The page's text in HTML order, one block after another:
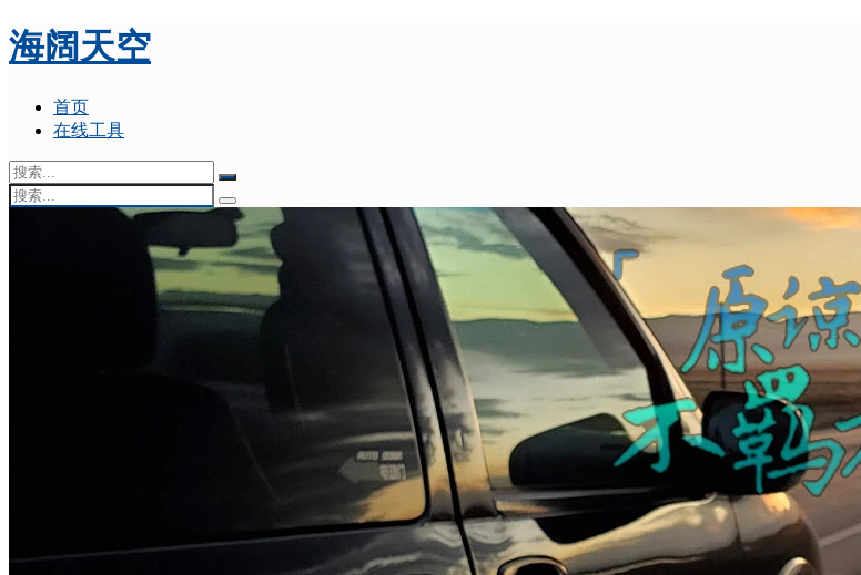
海阔天空
首页
在线工具